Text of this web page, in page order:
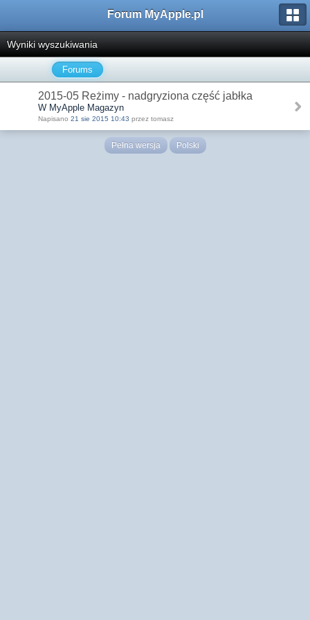
Forum MyApple.pl
Wyniki wyszukiwania
Forums
2015-05 Reżimy - nadgryziona część jabłka
W MyApple Magazyn
Napisano 21 sie 2015 10:43 przez tomasz
Pełna wersja Polski